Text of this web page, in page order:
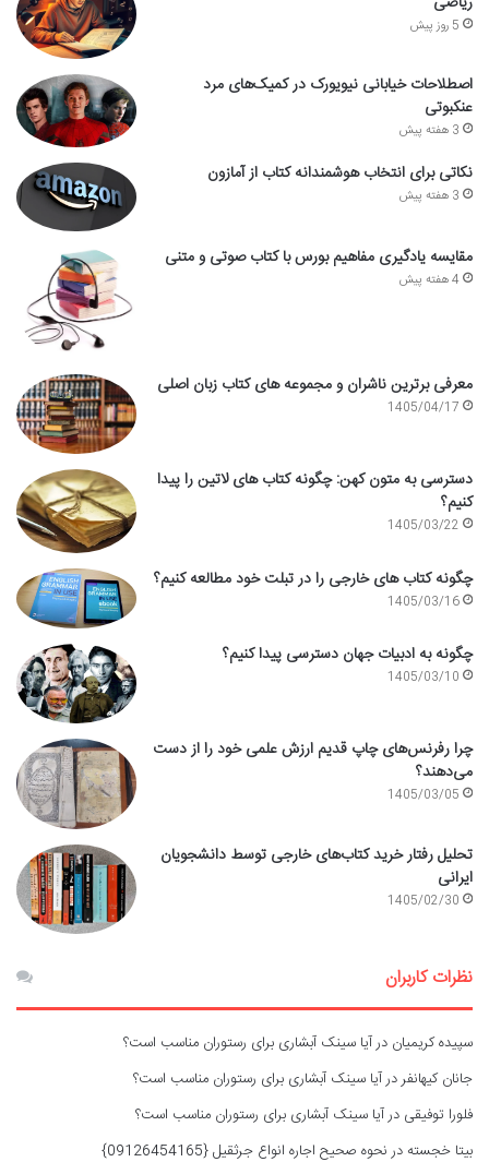
5 روز پیش
اصطلاحات خیابانی نیویورک در کمیک‌های مرد
عنکبوتی
3 هفته پیش
نکاتی برای انتخاب هوشمندانه کتاب از آمازون
3 هفته پیش
مقایسه یادگیری مفاهیم بورس با کتاب صوتی و متنی
4 هفته پیش
معرفی برترین ناشران و مجموعه های کتاب زبان اصلی
1405/04/17
دسترسی به متون کهن: چگونه کتاب های لاتین را پیدا
کنیم؟
1405/03/22
چگونه کتاب های خارجی را در تبلت خود مطالعه کنیم؟
1405/03/16
چگونه به ادبیات جهان دسترسی پیدا کنیم؟
1405/03/10
چرا رفرنس‌های چاپ قدیم ارزش علمی خود را از دست
می‌دهند؟
1405/03/05
تحلیل رفتار خرید کتاب‌های خارجی توسط دانشجویان
ایرانی
1405/02/30
نظرات کاربران
سپیده کریمیان درآیا سینک آبشاری برای رستوران مناسب است؟
جانان کیهانفردرآیا سینک آبشاری برای رستوران مناسب است؟
فلورا توفیقی درآیا سینک آبشاری برای رستوران مناسب است؟
بیتا خجسته درنحوه صحیح اجاره انواع جرثقیل {09126454165}